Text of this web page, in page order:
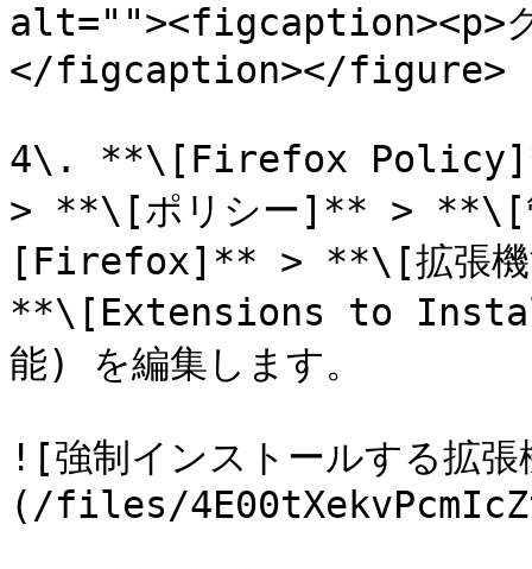
alt=""><figcaption><p>グ
</figcaption></figure>
4\. **\[Firefox Policy]**
> **\[ポリシー]** > **\[
[Firefox]** > **\[拡張機
**\[Extensions to
能) を編集します。
![強制インストールする拡
(/files/